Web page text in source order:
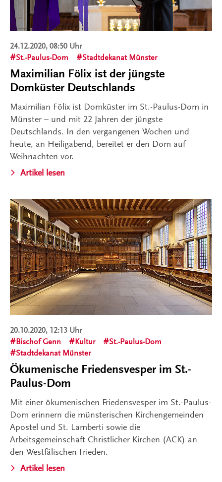
24.12.2020, 08:50 Uhr
St.-Paulus-Dom
Stadtdekanat Münster
Maximilian Fölix ist der jüngste
Domküster Deutschlands
Maximilian Fölix ist Domküster im St.-Paulus-Dom in
Münster – und mit 22 Jahren der jüngste
Deutschlands. In den vergangenen Wochen und
heute, an Heiligabend, bereitet er den Dom auf
Weihnachten vor.
Artikel lesen
20.10.2020, 12:13 Uhr
Bischof Genn
Kultur
St.-Paulus-Dom
Stadtdekanat Münster
Ökumenische Friedensvesper im St.-
Paulus-Dom
Mit einer ökumenischen Friedensvesper im St.-Paulus-
Dom erinnern die münsterischen Kirchengemeinden
Apostel und St. Lamberti sowie die
Arbeitsgemeinschaft Christlicher Kirchen (ACK) an
den Westfälischen Frieden.
Artikel lesen